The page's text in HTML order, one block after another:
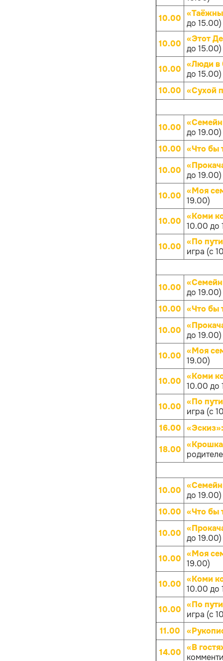
10.00 до 15.00)
10.00 «Этот
до 15.00)
10.00 «Люди в
до 15.00)
10.00 «Сухой
10.00 до 19.00)
10.00 «Что бы
10.00 до 19.00)
10.00 «Моя
19.00)
10.00 «Коми
10.00 до
10.00 «По
игра (с
10.00 до 19.00)
10.00 «Что бы
10.00 до 19.00)
10.00 «Моя
19.00)
10.00 «Коми
10.00 до
10.00 «По
игра (с
16.00
18.00
10.00 до 19.00)
10.00 «Что бы
10.00 до 19.00)
10.00 «Моя
19.00)
10.00 «Коми
10.00 до
10.00 «По
игра (с
11.00
14.00 «В